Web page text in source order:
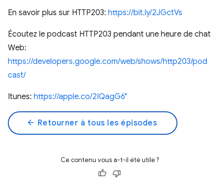
En savoir plus sur HTTP203: https://bit.ly/2JGctVs
Écoutez le podcast HTTP203 pendant une heure de chat
Web:
https://developers.google.com/web/shows/http203/pod
cast/
Itunes: https://apple.co/2IQagG6"
arrow_back Retourner à tous les épisodes
Ce contenu vous a-t-il été utile ?